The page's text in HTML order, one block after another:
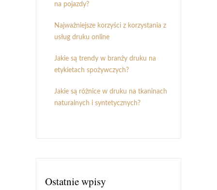
na pojazdy?
Najważniejsze korzyści z korzystania z
usług druku online
Jakie są trendy w branży druku na
etykietach spożywczych?
Jakie są różnice w druku na tkaninach
naturalnych i syntetycznych?
Ostatnie wpisy